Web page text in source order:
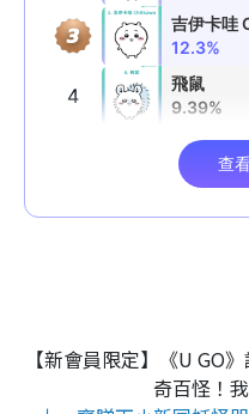
【新會員限定】《U GO
奇百怪！